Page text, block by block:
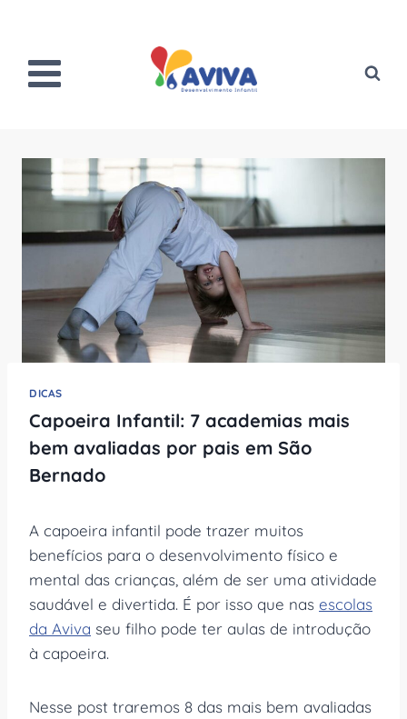
Conteúdo
DICAS
Capoeira Infantil: 7 academias mais
bem avaliadas por pais em São
Bernado
A capoeira infantil pode trazer muitos
benefícios para o desenvolvimento físico e
mental das crianças, além de ser uma atividade
saudável e divertida. É por isso que nas escolas
da Aviva seu filho pode ter aulas de introdução
à capoeira.
Nesse post traremos 8 das mais bem avaliadas